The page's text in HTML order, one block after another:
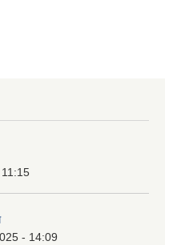
- 14:09